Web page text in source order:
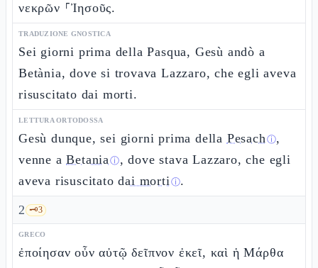
νεκρῶν ⸀Ἰησοῦς.
TRADUZIONE GNOSTICA
Sei giorni prima della Pasqua, Gesù andò a
Betània, dove si trovava Lazzaro, che egli aveva
risuscitato dai morti.
LETTURA ORTODOSSA
Gesù dunque, sei giorni prima della Pesachⓘ,
venne aBetaniaⓘ, dove stava Lazzaro, che egli
aveva risuscitatodai mortiⓘ.
2 🗝️3
GRECO
ἐποίησαν οὖν αὐτῷ δεῖπνον ἐκεῖ, καὶ ἡ Μάρθα